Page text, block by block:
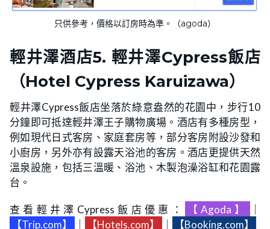
只供參考，價格以訂房時為準。（agoda）
輕井澤酒店5. 輕井澤Cypress飯店
（Hotel Cypress Karuizawa）
輕井澤Cypress飯店坐落於綠意盎然的花園中，步行10
分鐘即可抵達輕井澤王子購物廣場。酒店有多種房型，
例如現代日式客房、家庭套房等，部分客房附設沙發和
小廚房，另外亦有設露天浴池的客房。酒店更提供天然
溫泉設施，包括三溫暖、浴池、木製泡澡浴缸和花園露
台。
查看輕井澤Cypress飯店優惠： 【Agoda】
【Trip.com】
【Hotels.com】 【Booking.com】